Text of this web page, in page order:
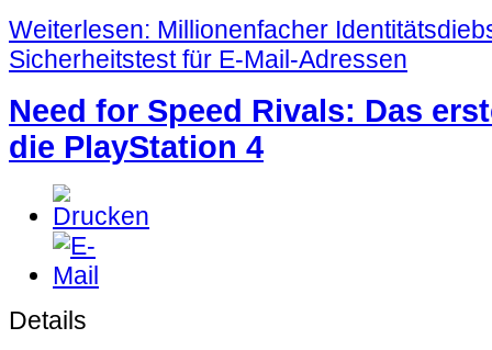
Weiterlesen: Millionenfacher
Sicherheitstest für E-Mail-Adressen
Need for Speed Rivals: Das
die PlayStation 4
Details